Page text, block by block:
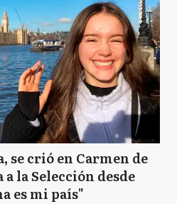
se crió en Carmen de
la Selección desde
es mi país"